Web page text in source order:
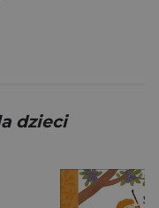
dzieci